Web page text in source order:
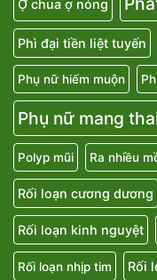
Ợ chua ợ nóng
Phì đại tiền liệt tuyến
Phụ nữ hiếm muộn
Phụ nữ mang
Polyp mũi Ra nhiều
Rối loạn cương dương
Rối loạn kinh nguyệt
Rối loạn nhịp tim Rối